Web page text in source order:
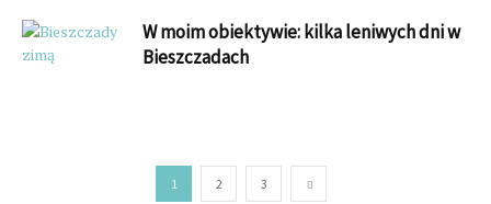
W moim obiektywie: kilka leniwych dni w
Bieszczadach
1 2 3